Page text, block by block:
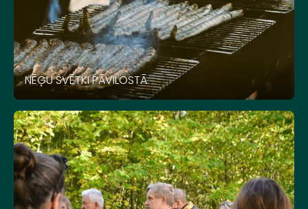
NĒĢU SVĒTKI PĀVILOSTĀ